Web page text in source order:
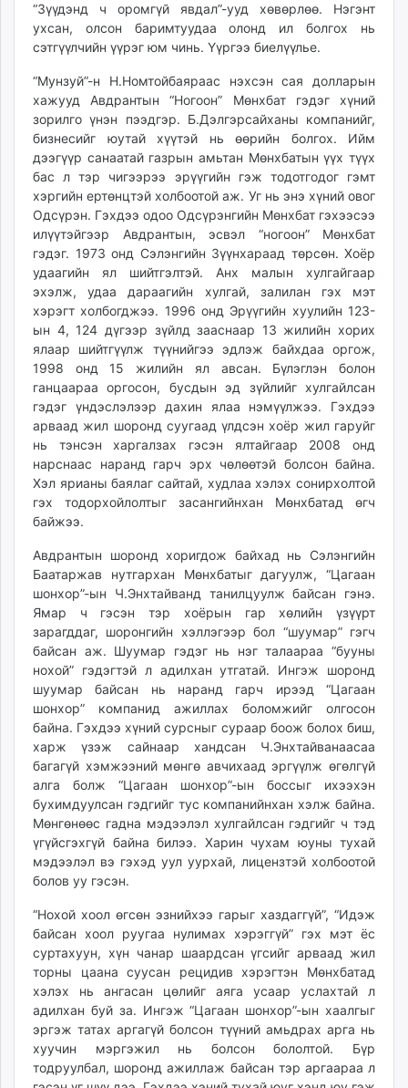
“Зүүдэнд ч оромгүй явдал”-ууд хөвөрлөө. Нэгэнт
ухсан, олсон баримтуудаа олонд ил болгох нь
сэтгүүлчийн үүрэг юм чинь. Үүргээ биелүүлье.
“Мунзуй”-н Н.Номтойбаяраас нэхсэн сая долларын
хажууд Авдрантын “Ногоон” Мөнхбат гэдэг хүний
зорилго үнэн пээдгэр. Б.Дэлгэрсайханы компанийг,
бизнесийг юутай хүүтэй нь өөрийн болгох. Ийм
дээгүүр санаатай газрын амьтан Мөнхбатын үүх түүх
бас л тэр чигээрээ эрүүгийн гэж тодотгодог гэмт
хэргийн ертөнцтэй холбоотой аж. Уг нь энэ хүний овог
Одсүрэн. Гэхдээ одоо Одсүрэнгийн Мөнхбат гэхээсээ
илүүтэйгээр Авдрантын, эсвэл “ногоон” Мөнхбат
гэдэг. 1973 онд Сэлэнгийн Зүүнхараад төрсөн. Хоёр
удаагийн ял шийтгэлтэй. Анх малын хулгайгаар
эхэлж, удаа дараагийн хулгай, залилан гэх мэт
хэрэгт холбогджээ. 1996 онд Эрүүгийн хуулийн 123-
ын 4, 124 дүгээр зүйлд зааснаар 13 жилийн хорих
ялаар шийтгүүлж түүнийгээ эдлэж байхдаа оргож,
1998 онд 15 жилийн ял авсан. Бүлэглэн болон
ганцаараа оргосон, бусдын эд зүйлийг хулгайлсан
гэдэг үндэслэлээр дахин ялаа нэмүүлжээ. Гэхдээ
арваад жил шоронд суугаад үлдсэн хоёр жил гаруйг
нь тэнсэн харгалзах гэсэн ялтайгаар 2008 онд
нарснаас наранд гарч эрх чөлөөтэй болсон байна.
Хэл ярианы баялаг сайтай, худлаа хэлэх сонирхолтой
гэх тодорхойлолтыг засангийнхан Мөнхбатад өгч
байжээ.
Авдрантын шоронд хоригдож байхад нь Сэлэнгийн
Баатаржав нутгархан Мөнхбатыг дагуулж, “Цагаан
шонхор”-ын Ч.Энхтайванд танилцуулж байсан гэнэ.
Ямар ч гэсэн тэр хоёрын гар хөлийн үзүүрт
зарагддаг, шоронгийн хэллэгээр бол “шуумар” гэгч
байсан аж. Шуумар гэдэг нь нэг талаараа “бууны
нохой” гэдэгтэй л адилхан утгатай. Ингэж шоронд
шуумар байсан нь наранд гарч ирээд “Цагаан
шонхор” компанид ажиллах боломжийг олгосон
байна. Гэхдээ хүний сурсныг сураар боож болох биш,
харж үзэж сайнаар хандсан Ч.Энхтайванаасаа
багагүй хэмжээний мөнгө авчихаад эргүүлж өгөлгүй
алга болж “Цагаан шонхор”-ын боссыг ихээхэн
бухимдуулсан гэдгийг тус компанийнхан хэлж байна.
Мөнгөнөөс гадна мэдээлэл хулгайлсан гэдгийг ч тэд
үгүйсгэхгүй байна билээ. Харин чухам юуны тухай
мэдээлэл вэ гэхэд уул уурхай, лицензтэй холбоотой
болов уу гэсэн.
“Нохой хоол өгсөн эзнийхээ гарыг хаздаггүй”, “Идэж
байсан хоол руугаа нулимах хэрэггүй” гэх мэт ёс
суртахуун, хүн чанар шаардсан үгсийг арваад жил
торны цаана суусан рецидив хэрэгтэн Мөнхбатад
хэлэх нь ангасан цөлийг аяга усаар услахтай л
адилхан буй за. Ингэж “Цагаан шонхор”-ын хаалгыг
эргэж татах аргагүй болсон түүний амьдрах арга нь
хуучин мэргэжил нь болсон бололтой. Бүр
тодруулбал, шоронд ажиллаж байсан тэр аргаараа л